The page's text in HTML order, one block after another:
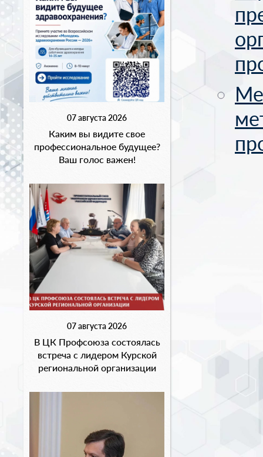
07 августа 2026
Каким вы видите свое
профессиональное будущее?
Ваш голос важен!
07 августа 2026
В ЦК Профсоюза состоялась
встреча с лидером Курской
региональной организации